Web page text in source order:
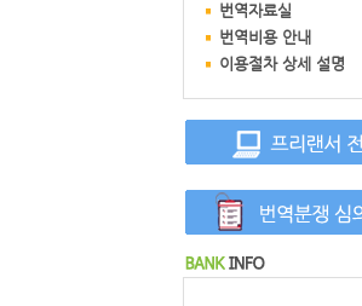
번역자료실
번역비용 안내
이용절차 상세 설명